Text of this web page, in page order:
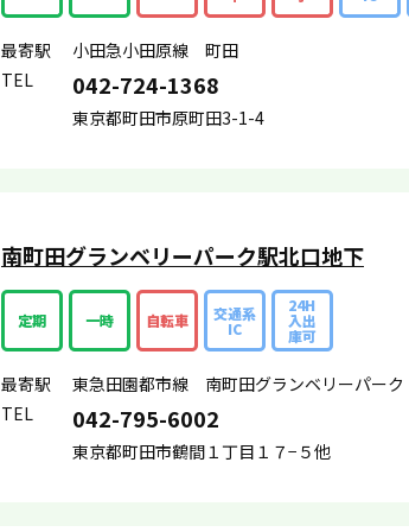
最寄駅
小田急小田原線 町田
TEL
042-724-1368
東京都町田市原町田3-1-4
南町田グランベリーパーク駅北口地下
定期 一時 自転車 交通系
IC
24H
入出
庫可
最寄駅
東急田園都市線 南町田グランベリーパーク
TEL
042-795-6002
東京都町田市鶴間１丁目１７−５他